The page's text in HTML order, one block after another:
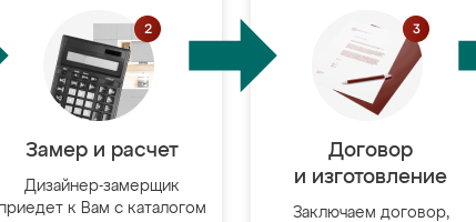
Замер и расчет
Дизайнер-замерщик
приедет к Вам с каталогом
Договор
и изготовление
Заключаем договор,